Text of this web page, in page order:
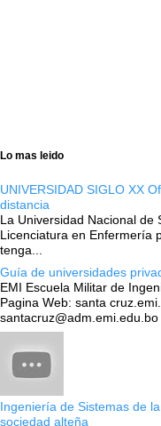
Lo mas leido
UNIVERSIDAD SIGLO XX
distancia
La Universidad Nacional de
Licenciatura en Enfermería
tenga...
Guía de universidades
EMI Escuela Militar de
Pagina Web: santa
santacruz@adm.emi.edu.bo
Ingeniería de Sistemas de
sociedad alteña